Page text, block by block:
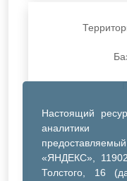
Настоящий
аналитики
«ЯНДЕКС»,
Толстого, 16